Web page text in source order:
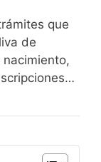
que
de